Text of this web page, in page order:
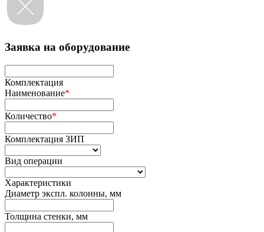
Заявка на оборудование
Комплектация
Наименование*
Количество*
Комплектация ЗИП
Вид операции
Характеристики
Диаметр экспл. колонны, мм
Толщина стенки, мм